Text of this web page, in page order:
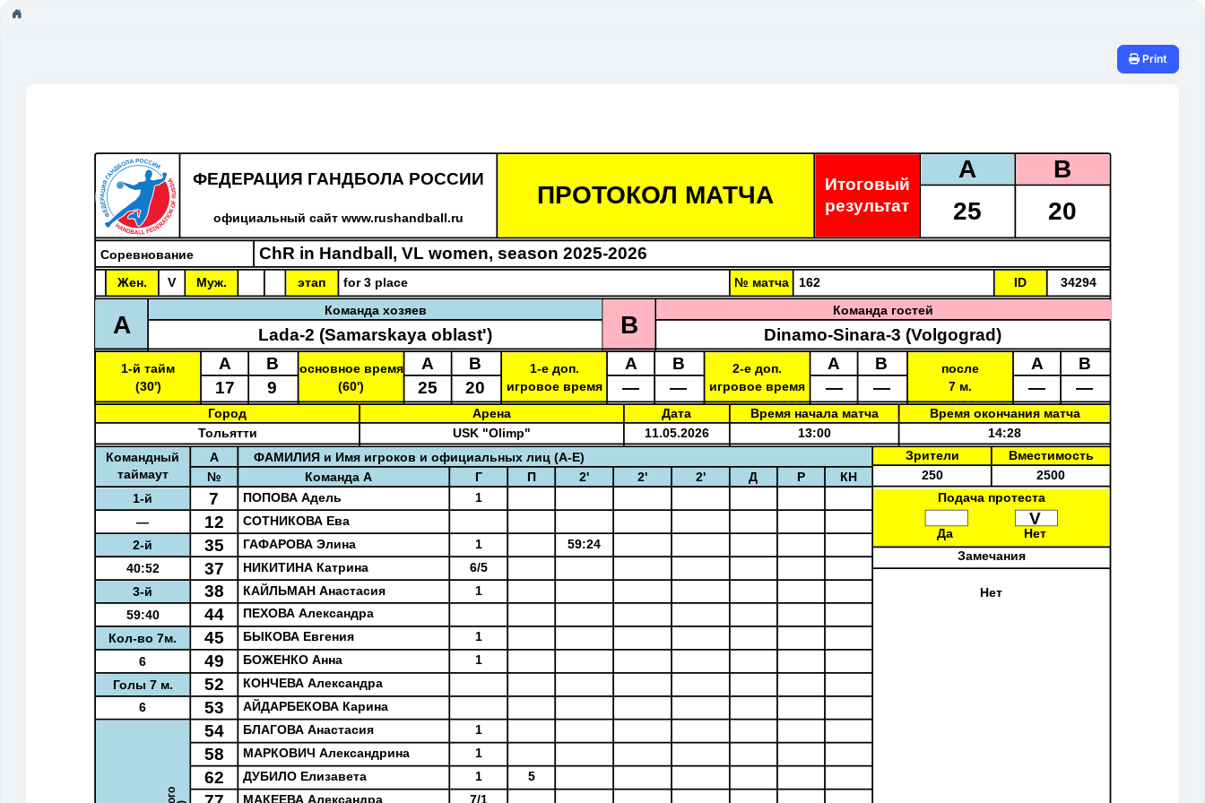
Print
ФЕДЕРАЦИЯ ГАНДБОЛА РОССИИ
официальный сайт www.rushandball.ru
ПРОТОКОЛ МАТЧА Итоговый
результат
A
25
B
20
Соревнование ChR in Handball, VL women, season 2025-2026
Жен. V Муж. этап for 3 place № матча 162 ID 34294
A Команда хозяев
Lada-2 (Samarskaya oblast') B Команда гостей
Dinamo-Sinara-3 (Volgograd)
A
B
17 9
1-й тайм
(30')
A B
25 20
основное время
(60')
A B
— —
1-е доп.
игровое время
A B
— —
2-е доп.
игровое время
A B
— —
после
7 м.
Город
Тольятти
Арена
USK "Olimp"
Дата
11.05.2026
Время начала матча
13:00
Время окончания матча
14:28
A
№
ФАМИЛИЯ и Имя игроков и официальных лиц (A-E)
Команда A Г П 2' 2' 2' Д Р КН
Командный
таймаут
1-й
—
2-й
40:52
3-й
59:40
Кол-во 7м.
6
Голы 7 м.
6
7 ПОПОВА Адель 1
12 СОТНИКОВА Ева
35 ГАФАРОВА Элина 1 59:24
37 НИКИТИНА Катрина 6/5
38 КАЙЛЬМАН Анастасия 1
44 ПЕХОВА Александра
45 БЫКОВА Евгения 1
49 БОЖЕНКО Анна 1
52 КОНЧЕВА Александра
53 АЙДАРБЕКОВА Карина
54 БЛАГОВА Анастасия 1
58 МАРКОВИЧ Александрина 1
62 ДУБИЛО Елизавета 1 5
МАКЕЕВА Александра 7/1
Зрители Вместимость
250 2500
Подача протеста
Да Нет
V
Замечания
Нет